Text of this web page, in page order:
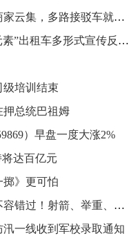
采用国际顶级声光电设备，特色商家云集，多路接驳车就位 乌鲁木齐迷笛音乐节服务信息密集发布
【反诈小课堂】150辆搭载“反诈元素”出租车多形式宣传反诈常识 乌鲁木齐市首批反诈宣传出租车发车
级培训结束
押总统巴祖姆
）早盘一度大涨2%
达百亿元
》更可怕
【一周赛事预告】这些精彩项目不容错过！射箭、举重、场地车......
一线收到军校录取通知